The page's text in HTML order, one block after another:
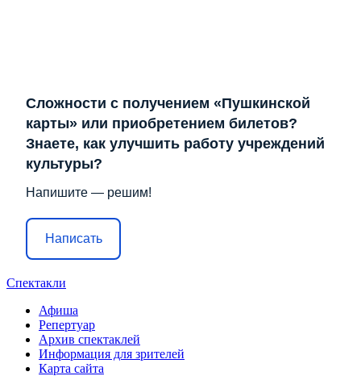
Сложности с получением «Пушкинской
карты» или приобретением билетов?
Знаете, как улучшить работу учреждений
культуры?
Напишите — решим!
Написать
Спектакли
Афиша
Репертуар
Архив спектаклей
Информация для зрителей
Карта сайта